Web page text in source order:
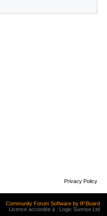
Privacy Policy
Community Forum Software by IP.Board
Licence accordée à : Logic Sunrise Ltd